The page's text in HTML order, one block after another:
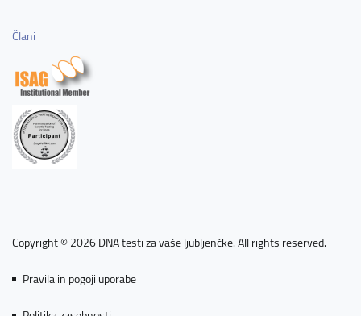
Člani
Copyright © 2026 DNA testi za vaše ljubljenčke. All rights reserved.
Pravila in pogoji uporabe